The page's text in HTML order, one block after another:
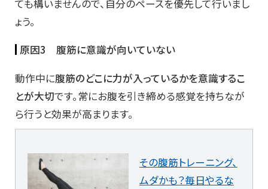
ても構いませんので、自分のペースを優先して行いまし
ょう。
原因3 腹筋に意識が向いていない
動作中に腹筋のどこに力が入っているかを意識するこ
とが大切です。常にお腹を引き締める感覚を持ちなが
ら行うと効果が高まります。
その腹筋トレーニング、
ムダかも？毎日やるな